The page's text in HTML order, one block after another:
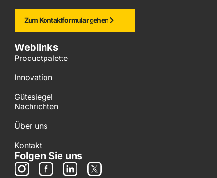
Zum Kontaktformular gehen
Weblinks
Productpalette
Innovation
Gütesiegel
Nachrichten
Über uns
Kontakt
Folgen Sie uns